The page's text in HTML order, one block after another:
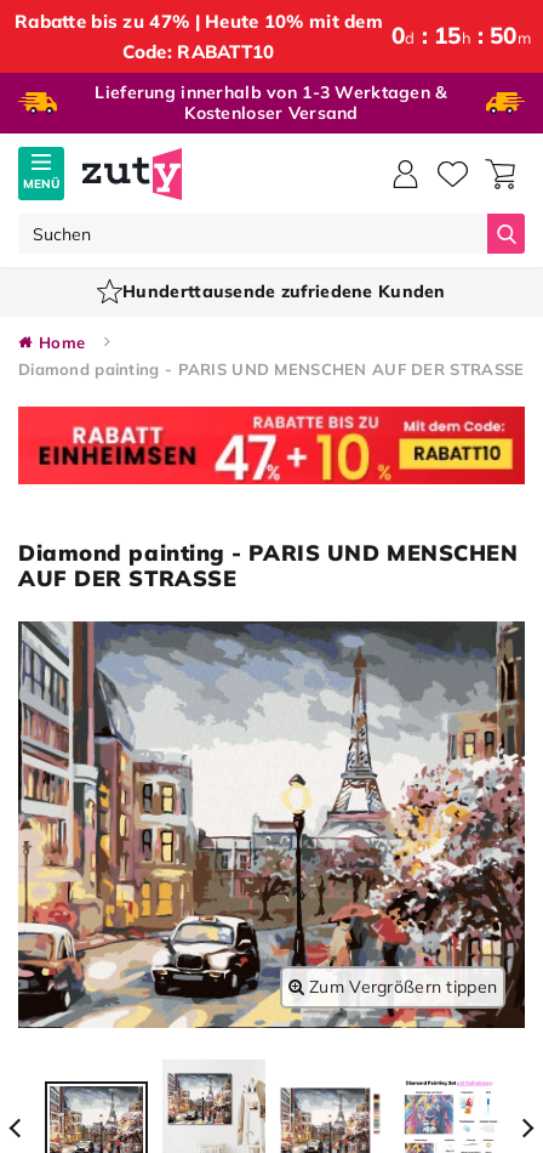
Rabatte bis zu 47% | Heute 10% mit dem
Code: RABATT10
0d 15h 50m
Lieferung innerhalb von 1-3 Werktagen &
Kostenloser Versand
MENÜ
Hunderttausende zufriedene Kunden
Home
Diamond painting - PARIS UND MENSCHEN AUF DER STRASSE
Diamond painting - PARIS UND MENSCHEN
AUF DER STRASSE
Zum Vergrößern tippen